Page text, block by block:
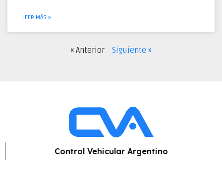
LEER MÁS »
« Anterior Siguiente »
Control Vehicular Argentino